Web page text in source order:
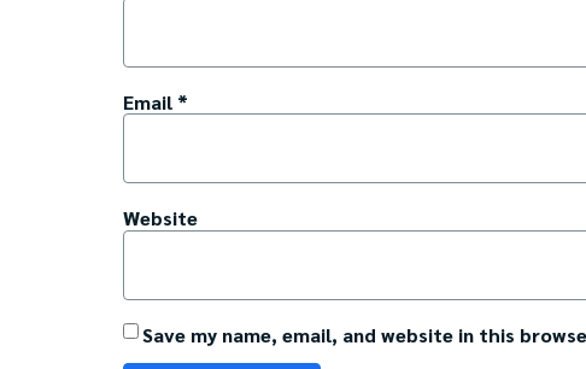
Email *
Website
Save my name, email, and website in this